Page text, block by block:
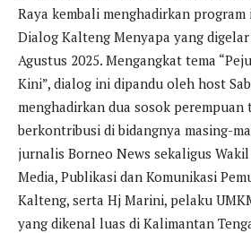
Raya kembali menghadirkan
Dialog Kalteng Menyapa yang digelar
Agustus 2025. Mengangkat tema
Kini”, dialog ini dipandu oleh host
menghadirkan dua sosok
berkontribusi di bidangnya masing-
jurnalis Borneo News sekaligus
Media, Publikasi dan Komunikasi
Kalteng, serta Hj Marini, pelaku
yang dikenal luas di Kalimantan